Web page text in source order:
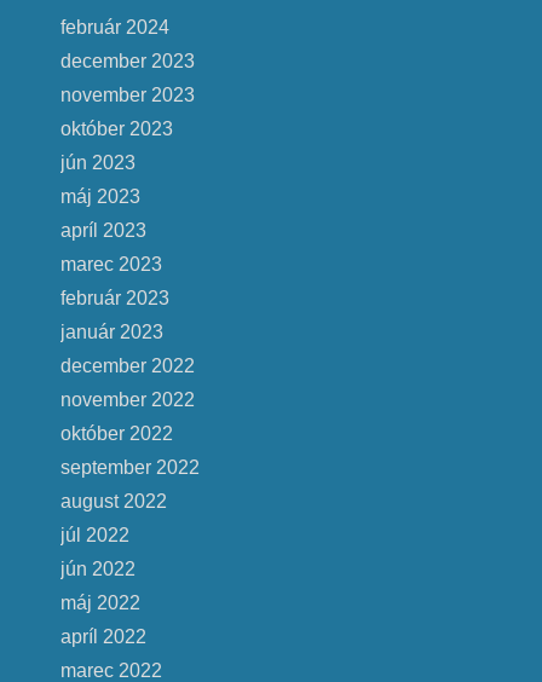
február 2024
december 2023
november 2023
október 2023
jún 2023
máj 2023
apríl 2023
marec 2023
február 2023
január 2023
december 2022
november 2022
október 2022
september 2022
august 2022
júl 2022
jún 2022
máj 2022
apríl 2022
marec 2022